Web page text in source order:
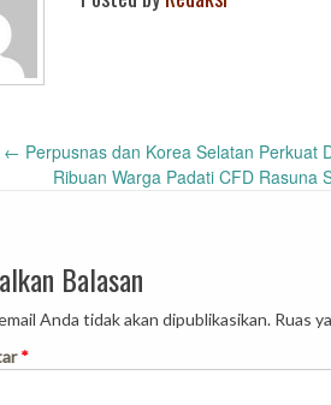
← Perpusnas dan Korea Selatan Perkuat
Ribuan Warga Padati CFD Rasuna
Balasan
Anda tidak akan dipublikasikan. Ruas
*